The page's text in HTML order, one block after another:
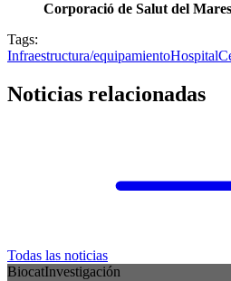
Corporació de Salut del
Tags:
Infraestructura/equipamientoHospital
Noticias relacionadas
Todas las noticias
BiocatInvestigación